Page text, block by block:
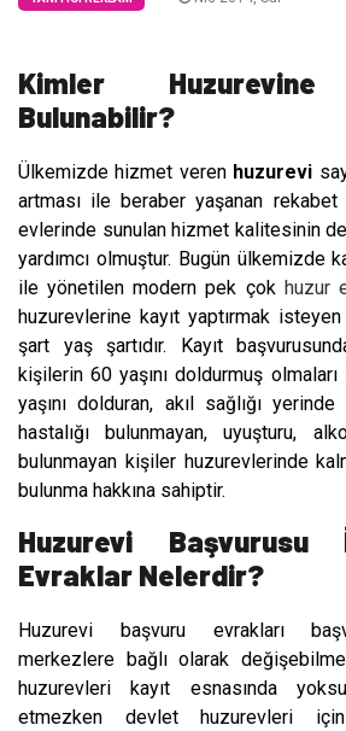
Kimler Huzurevine
Bulunabilir?
Ülkemizde hizmet veren huzurevi
artması ile beraber yaşanan rekabet
evlerinde sunulan hizmet kalitesinin de
yardımcı olmuştur. Bugün ülkemizde
ile yönetilen modern pek çok huzur
huzurevlerine kayıt yaptırmak
şart yaş şartıdır. Kayıt
kişilerin 60 yaşını doldurmuş
yaşını dolduran, akıl sağlığı yerinde
hastalığı bulunmayan, uyuşturu,
bulunmayan kişiler huzurevlerinde
bulunma hakkına sahiptir.
Huzurevi Başvurusu
Evraklar Nelerdir?
Huzurevi başvuru evrakları
merkezlere bağlı olarak
huzurevleri kayıt esnasında
etmezken devlet huzurevleri